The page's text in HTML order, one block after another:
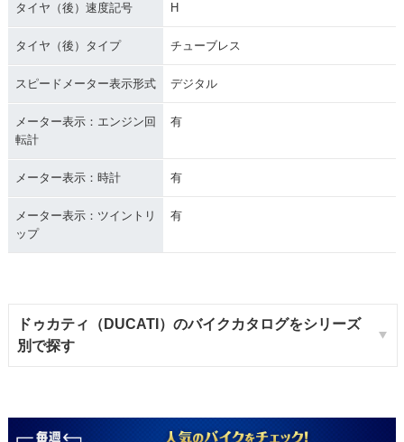
タイヤ（後）速度記号 H
タイヤ（後）タイプ チューブレス
スピードメーター表示形式 デジタル
メーター表示：エンジン回
転計
有
メーター表示：時計 有
メーター表示：ツイントリ
ップ
有
ドゥカティ（DUCATI）のバイクカタログをシリーズ
別で探す